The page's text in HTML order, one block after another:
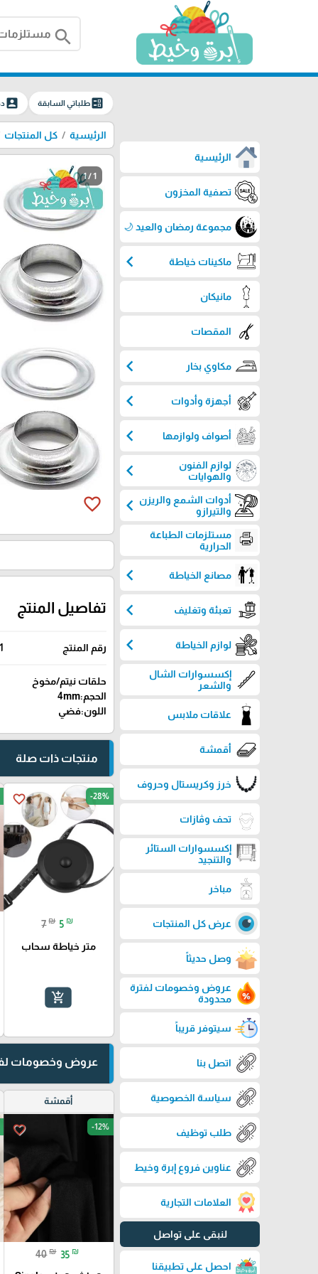
search
الرئيسية
تصفية المخزون
مجموعة رمضان والعيد 🌙
ماكينات خياطة chevron_left
مانيكان
المقصات
مكاوي بخار chevron_left
أجهزة وأدوات chevron_left
أصواف ولوازمها chevron_left
لوازم الفنون
والهوايات
chevron_left
أدوات الشمع والريزن
والتيرازو
chevron_left
مستلزمات الطباعة
الحرارية
مصانع الخياطة chevron_left
تعبئة وتغليف chevron_left
لوازم الخياطة chevron_left
إكسسوارات الشال
والشعر
علاقات ملابس
أقمشة
خرز وكريستال وحروف
تحف وڤازات
إكسسوارات الستائر
والتنجيد
مباخر
عرض كل المنتجات
وصل حديثاً
عروض وخصومات لفترة
محدودة
سيتوفر قريباً
اتصل بنا
سياسة الخصوصية
طلب توظيف
عناوين فروع إبرة وخيط
العلامات التجارية
لنبقى على تواصل
احصل على تطبيقنا
ballotطلباتي السابقة account_box
الرئيسية كل المنتجات
1 / 1
favorite_border
تفاصيل المنتج
رقم المنتج
حلقات نيتم/مخوخ
الحجم:4mm
اللون:فضي
منتجات ذات صلة
favorite_border -28%
7 ₪ 5 ₪
متر خياطة سحاب
add_shopping_cart
عروض وخصومات
أقمشة
favorite_border -12%
40 ₪ 35 ₪